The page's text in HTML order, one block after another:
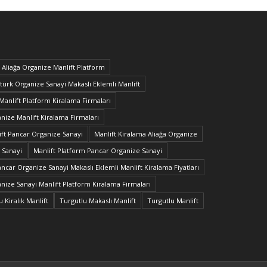
Aliağa Organize Manlift Platform
Organize Sanayi Makaslı Eklemli Manlift
Platform Kiralama Firmaları
Manlift Kiralama Firmaları
Pancar Organize Sanayi
Manlift Kiralama Aliağa Organize
Manlift Platform Pancar Organize Sanayi
Organize Sanayi Makaslı Eklemli Manlift Kiralama Fiyatları
Sanayi Manlift Platform Kiralama Firmaları
Kiralık Manlift
Turgutlu Makaslı Manlift Turgutlu Manlift